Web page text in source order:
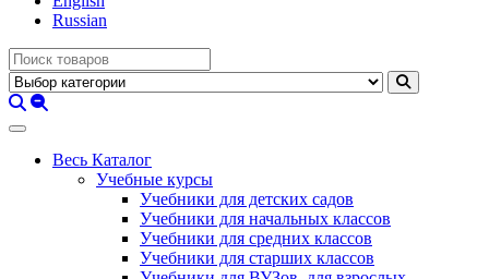
Russian
Весь Каталог
Учебные курсы
Учебники для детских садов
Учебники для начальных классов
Учебники для средних классов
Учебники для старших классов